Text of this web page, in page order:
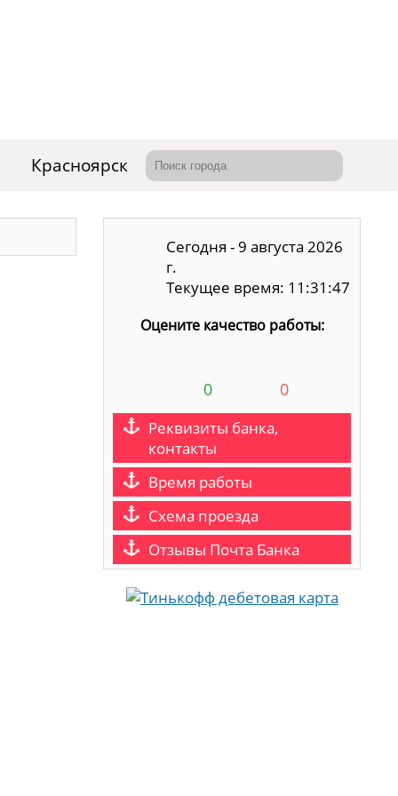
Красноярск
Сегодня - 9 августа 2026
г.
Текущее время: 11:31:48
Оцените качество работы:
0 0
Реквизиты банка,
контакты
Время работы
Схема проезда
Отзывы Почта Банка